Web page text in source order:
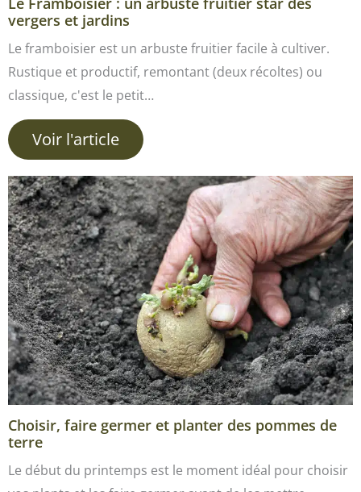
vergers et jardins
Le framboisier est un arbuste fruitier facile à cultiver.
Rustique et productif, remontant (deux récoltes) ou
classique, c'est le petit…
Voir l'article
Choisir, faire germer et planter des pommes de
terre
Le début du printemps est le moment idéal pour choisir